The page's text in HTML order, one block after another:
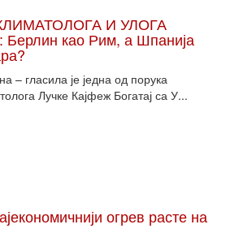
И УЛОГА
као Рим, а Шпанија
– гласила је једна од порука
Лучке Кајфеж Богатај са У...
огрев расте на